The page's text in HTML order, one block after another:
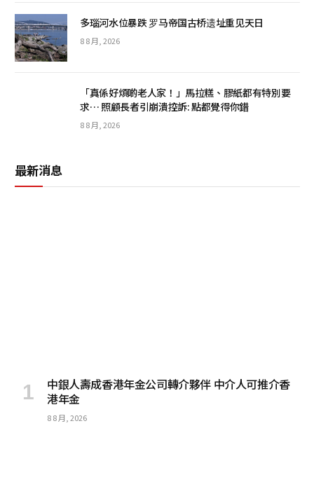
多瑙河水位暴跌 罗马帝国古桥遗址重见天日
8 8 月, 2026
「真係好煩啲老人家！」馬拉糕、膠紙都有特別要
求… 照顧長者引崩潰控訴: 點都覺得你錯
8 8 月, 2026
最新消息
中銀人壽成香港年金公司轉介夥伴 中介人可推介香
港年金
8 8 月, 2026